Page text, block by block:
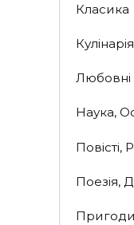
Класика
Кулінарія
Наука,
Повісті,
Поезія,
Пригоди